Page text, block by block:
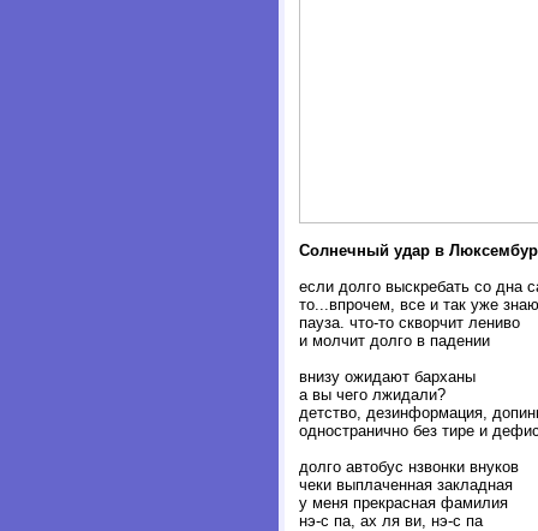
Солнечный удар в
если долго выскребать со дна
то...впрочем, все и так уже
пауза. что-то скворчит лениво
и молчит долго в падении
внизу ожидают барханы
а вы чего лжидали?
детство, дезинформация,
одностранично без тире и
долго автобус нзвонки внуков
чеки выплаченная закладная
у меня прекрасная фамилия
нэ-с па, ах ля ви, нэ-с па